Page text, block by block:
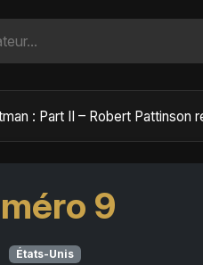
9
États-Unis